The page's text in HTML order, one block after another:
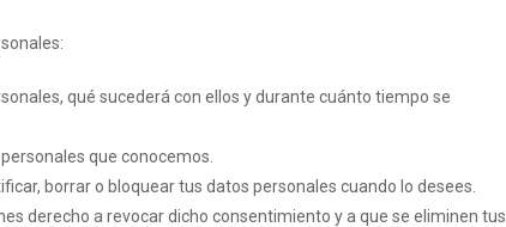
qué sucederá con ellos y durante cuánto tiempo se
que conocemos.
borrar o bloquear tus datos personales cuando lo desees.
derecho a revocar dicho consentimiento y a que se eliminen tus